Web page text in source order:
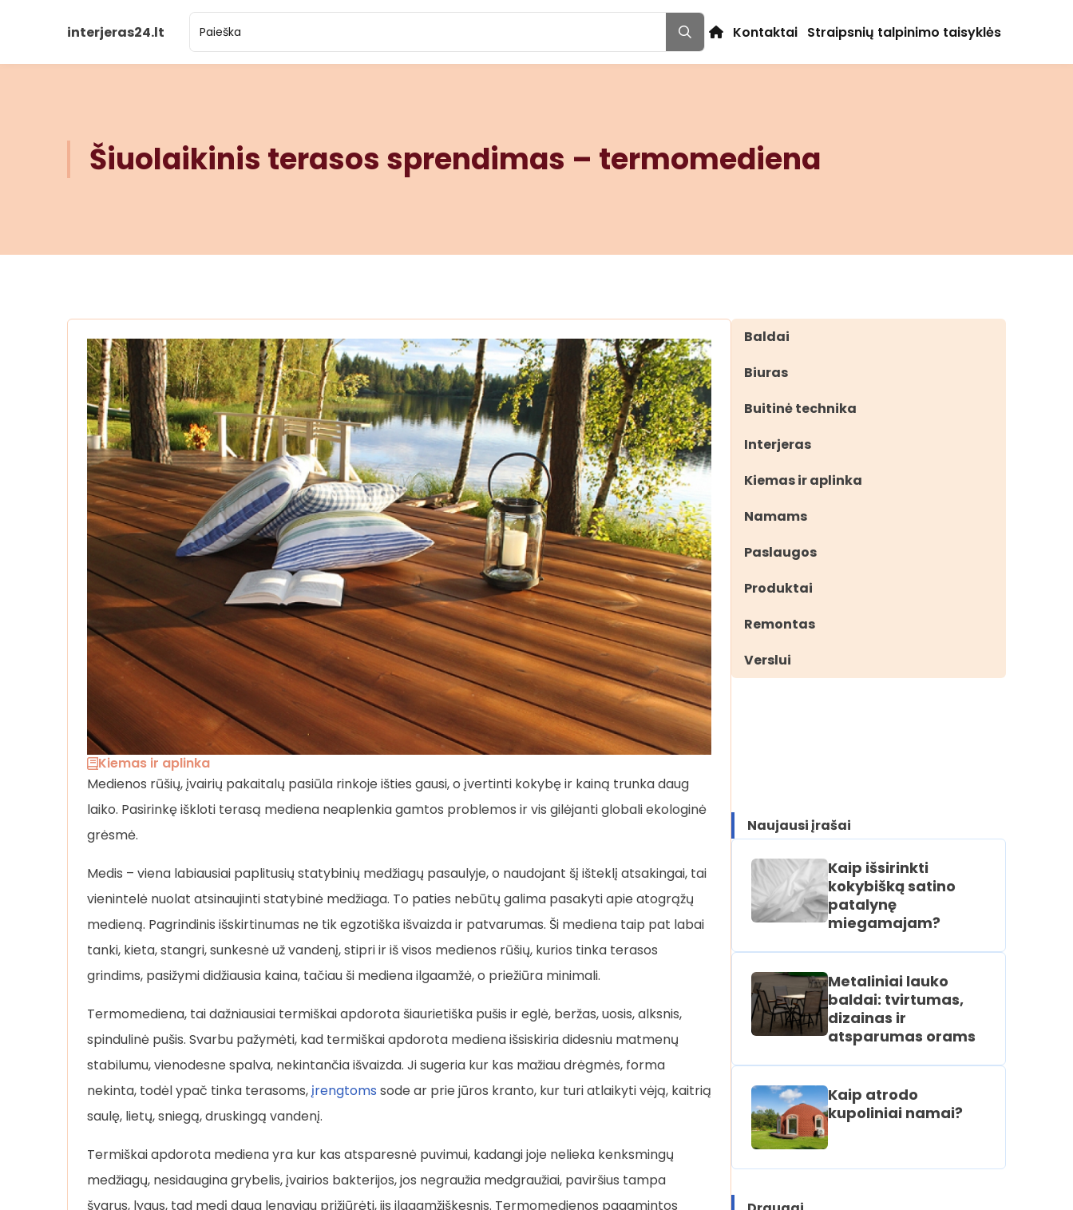
interjeras24.lt Kontaktai Straipsnių talpinimo taisyklės
Šiuolaikinis terasos sprendimas – termomediena
Kiemas ir aplinka
Medienos rūšių, įvairių pakaitalų pasiūla rinkoje išties gausi, o įvertinti kokybę ir kainą trunka daug
laiko. Pasirinkę iškloti terasą mediena neaplenkia gamtos problemos ir vis gilėjanti globali ekologinė
grėsmė.
Medis – viena labiausiai paplitusių statybinių medžiagų pasaulyje, o naudojant šį išteklį atsakingai, tai
vienintelė nuolat atsinaujinti statybinė medžiaga. To paties nebūtų galima pasakyti apie atogrąžų
medieną. Pagrindinis išskirtinumas ne tik egzotiška išvaizda ir patvarumas. Ši mediena taip pat labai
tanki, kieta, stangri, sunkesnė už vandenį, stipri ir iš visos medienos rūšių, kurios tinka terasos
grindims, pasižymi didžiausia kaina, tačiau ši mediena ilgaamžė, o priežiūra minimali.
Termomediena, tai dažniausiai termiškai apdorota šiaurietiška pušis ir eglė, beržas, uosis, alksnis,
spindulinė pušis. Svarbu pažymėti, kad termiškai apdorota mediena išsiskiria didesniu matmenų
stabilumu, vienodesne spalva, nekintančia išvaizda. Ji sugeria kur kas mažiau drėgmės, forma
nekinta, todėl ypač tinka terasoms,įrengtoms sode ar prie jūros kranto, kur turi atlaikyti vėją, kaitrią
saulę, lietų, sniegą, druskingą vandenį.
Termiškai apdorota mediena yra kur kas atsparesnė puvimui, kadangi joje nelieka kenksmingų
medžiagų, nesidaugina grybelis, įvairios bakterijos, jos negraužia medgraužiai, paviršius tampa
švarus, lygus, tad medį daug lengviau prižiūrėti, jis ilgaamžiškesnis. Termomedienos pagamintos
Baldai
Biuras
Buitinė technika
Interjeras
Kiemas ir aplinka
Namams
Paslaugos
Produktai
Remontas
Verslui
Naujausi įrašai
Kaip išsirinkti
kokybišką satino
patalynę
miegamajam?
Metaliniai lauko
baldai: tvirtumas,
dizainas ir
atsparumas orams
Kaip atrodo
kupoliniai namai?